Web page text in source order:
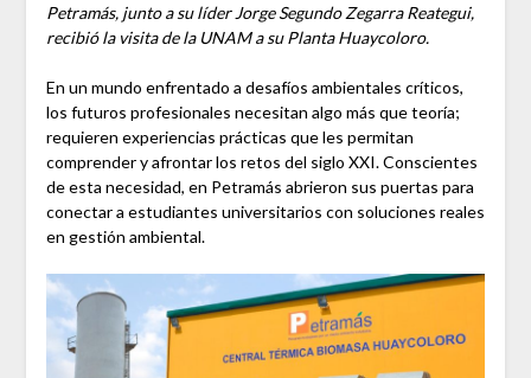
Petramás, junto a su líder Jorge Segundo Zegarra Reategui,
recibió la visita de la UNAM a su Planta Huaycoloro.
En un mundo enfrentado a desafíos ambientales críticos,
los futuros profesionales necesitan algo más que teoría;
requieren experiencias prácticas que les permitan
comprender y afrontar los retos del siglo XXI. Conscientes
de esta necesidad, en Petramás abrieron sus puertas para
conectar a estudiantes universitarios con soluciones reales
en gestión ambiental.